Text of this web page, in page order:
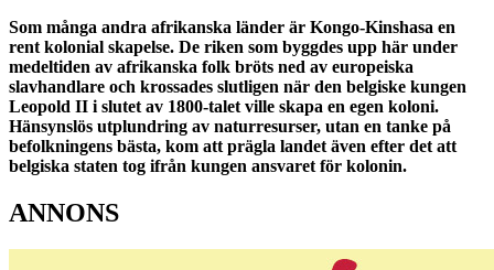
Som många andra afrikanska länder är Kongo-Kinshasa en
rent kolonial skapelse. De riken som byggdes upp här under
medeltiden av afrikanska folk bröts ned av europeiska
slavhandlare och krossades slutligen när den belgiske kungen
Leopold II i slutet av 1800-talet ville skapa en egen koloni.
Hänsynslös utplundring av naturresurser, utan en tanke på
befolkningens bästa, kom att prägla landet även efter det att
belgiska staten tog ifrån kungen ansvaret för kolonin.
ANNONS